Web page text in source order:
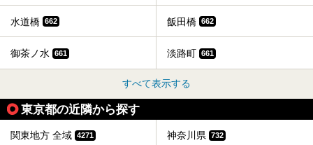
水道橋 662 飯田橋 662
御茶ノ水 661 淡路町 661
すべて表示する
東京都の近隣から探す
関東地方 全域 4271 神奈川県 732